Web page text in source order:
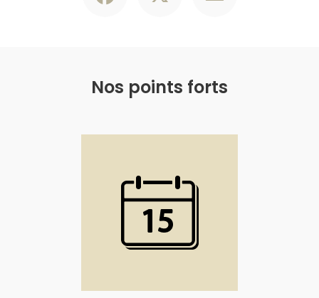
Nos points forts